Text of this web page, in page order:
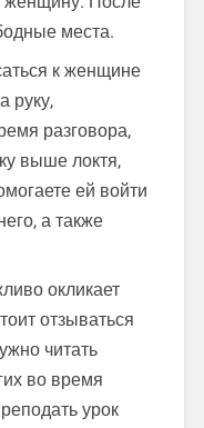
места.
к женщине
руку,
разговора,
выше локтя,
ей войти
а также
окликает
отзываться
читать
во время
урок